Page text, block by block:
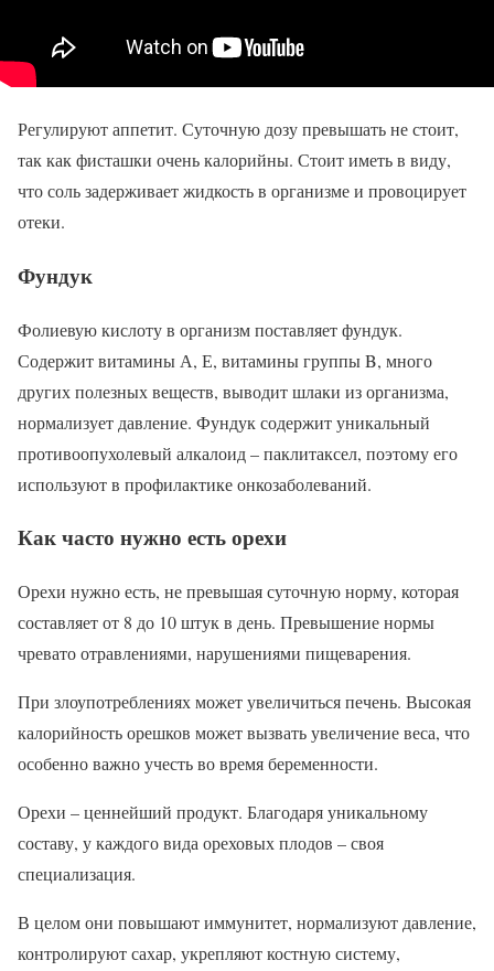
Регулируют аппетит. Суточную дозу превышать не стоит,
так как фисташки очень калорийны. Стоит иметь в виду,
что соль задерживает жидкость в организме и провоцирует
отеки.
Фундук
Фолиевую кислоту в организм поставляет фундук.
Содержит витамины А, Е, витамины группы B, много
других полезных веществ, выводит шлаки из организма,
нормализует давление. Фундук содержит уникальный
противоопухолевый алкалоид – паклитаксел, поэтому его
используют в профилактике онкозаболеваний.
Как часто нужно есть орехи
Орехи нужно есть, не превышая суточную норму, которая
составляет от 8 до 10 штук в день. Превышение нормы
чревато отравлениями, нарушениями пищеварения.
При злоупотреблениях может увеличиться печень. Высокая
калорийность орешков может вызвать увеличение веса, что
особенно важно учесть во время беременности.
Орехи – ценнейший продукт. Благодаря уникальному
составу, у каждого вида ореховых плодов – своя
специализация.
В целом они повышают иммунитет, нормализуют давление,
контролируют сахар, укрепляют костную систему,